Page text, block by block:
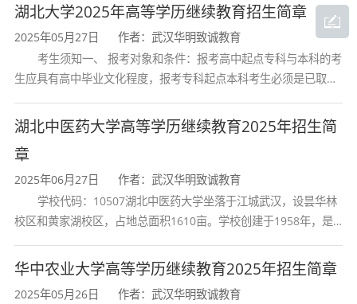
2、学习形式：
“业余”学习形式：利用周六、周日到校上课、考
“函授”学习形式：利用寒、暑假上课、考试。
采用"面授+自学+网络学习"相结合的形式，学习
进度执行学校统一制定的教学计划，可以通过我
院的网络学习平台观看知名教授讲课及互动，自
动安排学习时间。
湖北大学2025年高等学历继续教育招生简章
2025年05月27日
作者：武汉华明致诚教育
考生须知一、 报考对象和条件：报考高中起点专科与本科的考
生应具有高中毕业文化程度，报考专科起点本科考生必须是已取得
构颁发的大学专科毕业证书的人
湖北中医药大学高等学历继续教育2025年招生简
章
2025年06月27日
作者：武汉华明致诚教育
学校代码：10507湖北中医药大学坐落于江城武汉，设昙华林
校区和黄家湖校区，占地总面积1610亩。学校创建于1958年，是
育和最早开办中医研究
华中农业大学高等学历继续教育2025年招生简章
2025年05月26日
作者：武汉华明致诚教育